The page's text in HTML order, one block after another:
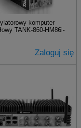
komputer
TANK-860-HM86i-
Zaloguj się